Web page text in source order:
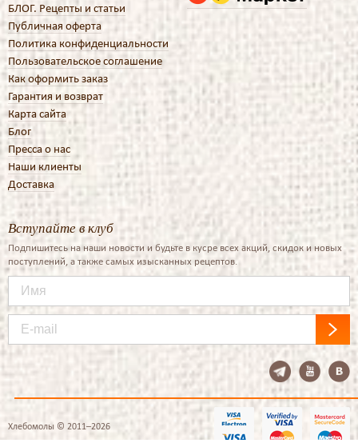
БЛОГ. Рецепты и статьи
Публичная оферта
Политика конфиденциальности
Пользовательское соглашение
Как оформить заказ
Гарантия и возврат
Карта сайта
Блог
Пресса о нас
Наши клиенты
Доставка
Вступайте в клуб
Подпишитесь на наши новости и будьте в кусре всех акций, скидок и новых
поступлений, а также самых изысканных рецептов.
Хлебомолы © 2011–2026